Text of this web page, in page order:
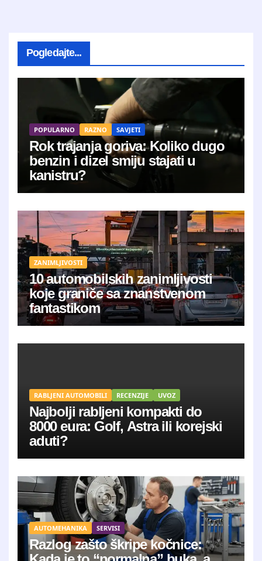
Pogledajte...
POPULARNO RAZNO SAVJETI
Rok trajanja goriva: Koliko dugo
benzin i dizel smiju stajati u
kanistru?
ZANIMLJIVOSTI
10 automobilskih zanimljivosti
koje graniče sa znanstvenom
fantastikom
RABLJENI AUTOMOBILI RECENZIJE UVOZ
Najbolji rabljeni kompakti do
8000 eura: Golf, Astra ili korejski
aduti?
AUTOMEHANIKA SERVISI
Razlog zašto škripe kočnice: